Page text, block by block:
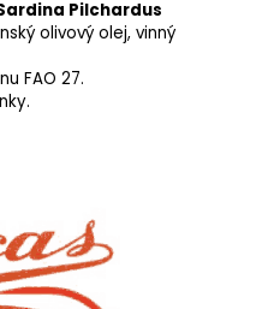
Pilchardus
olivový olej, vinný
FAO 27.